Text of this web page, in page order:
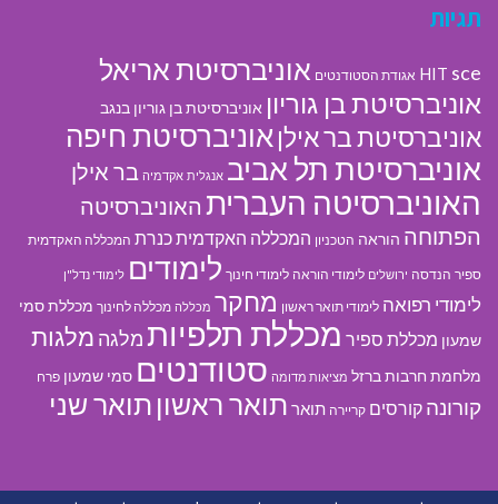
תגיות
HIT sce אגודת הסטודנטים אוניברסיטת אריאל
אוניברסיטת בן גוריון אוניברסיטת בן גוריון בנגב
אוניברסיטת בר אילן אוניברסיטת חיפה
אוניברסיטת תל אביב אנגלית אקדמיה בר אילן
האוניברסיטה העברית האוניברסיטה
הפתוחה הוראה הטכניון המכללה האקדמית כנרת המכללה האקדמית
ספיר הנדסה ירושלים לימודי הוראה לימודי חינוך לימודים לימודי נדל"ן
לימודי רפואה לימודי תואר ראשון מחקר מכללה מכללה לחינוך מכללת סמי
שמעון מכללת ספיר מכללת תלפיותמלגה מלגות
מלחמת חרבות ברזל מציאות מדומה סטודנטים סמי שמעון פרח
קורונה קורסים קריירה תואר תואר ראשון תואר שני